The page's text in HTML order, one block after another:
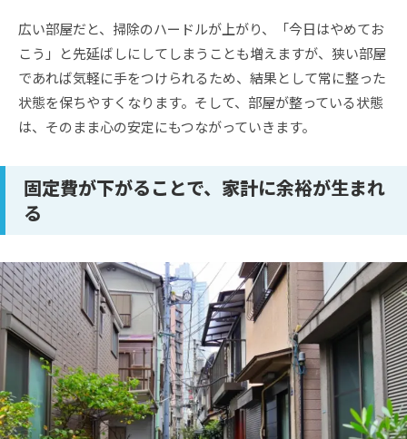
広い部屋だと、掃除のハードルが上がり、「今日はやめてお
こう」と先延ばしにしてしまうことも増えますが、狭い部屋
であれば気軽に手をつけられるため、結果として常に整った
状態を保ちやすくなります。そして、部屋が整っている状態
は、そのまま心の安定にもつながっていきます。
固定費が下がることで、家計に余裕が生まれ
る